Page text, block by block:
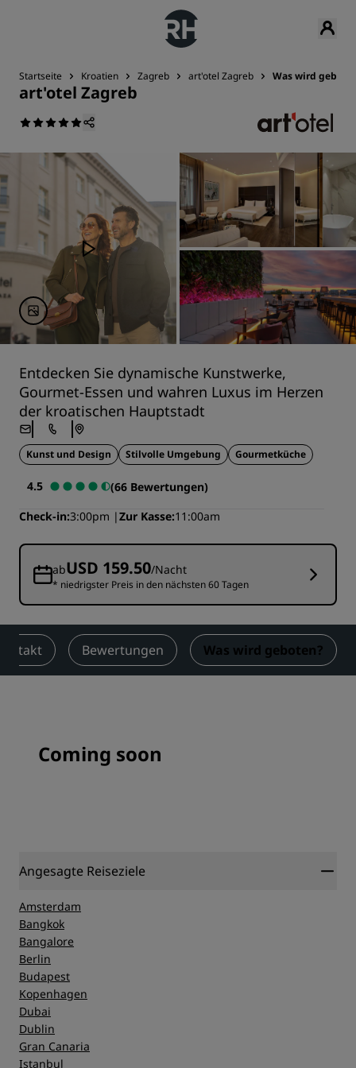
Startseite Kroatien Zagreb art'otel Zagreb Was wird
art'otel Zagreb
Entdecken Sie dynamische Kunstwerke,
Gourmet-Essen und wahren Luxus im Herzen
der kroatischen Hauptstadt
Kunst und Design Stilvolle Umgebung Gourmetküche
4.5
(66 Bewertungen)
Check-in 3:00pm Zur Kasse 11:00am
abUSD 159.50/Nacht
* niedrigster Preis in den nächsten 60 Tagen
Bewertungen Was wird geboten?
Coming soon
Angesagte Reiseziele
Amsterdam
Bangkok
Bangalore
Berlin
Budapest
Kopenhagen
Dubai
Dublin
Gran Canaria
Istanbul